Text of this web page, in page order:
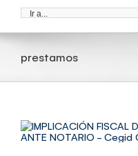
Ir a...
prestamos